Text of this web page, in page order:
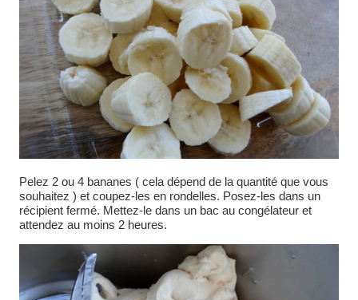
Pelez 2 ou 4 bananes ( cela dépend de la quantité que vous
souhaitez ) et coupez-les en rondelles. Posez-les dans un
récipient fermé. Mettez-le dans un bac au congélateur et
attendez au moins 2 heures.